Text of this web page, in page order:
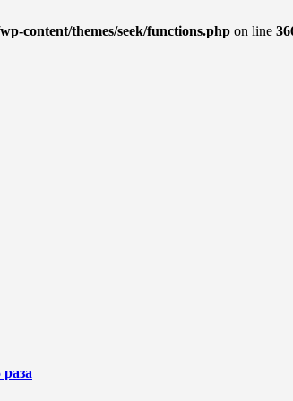
content/themes/seek/functions.php on line